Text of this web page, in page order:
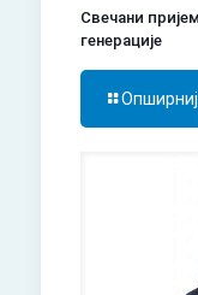
Свечани
генерације